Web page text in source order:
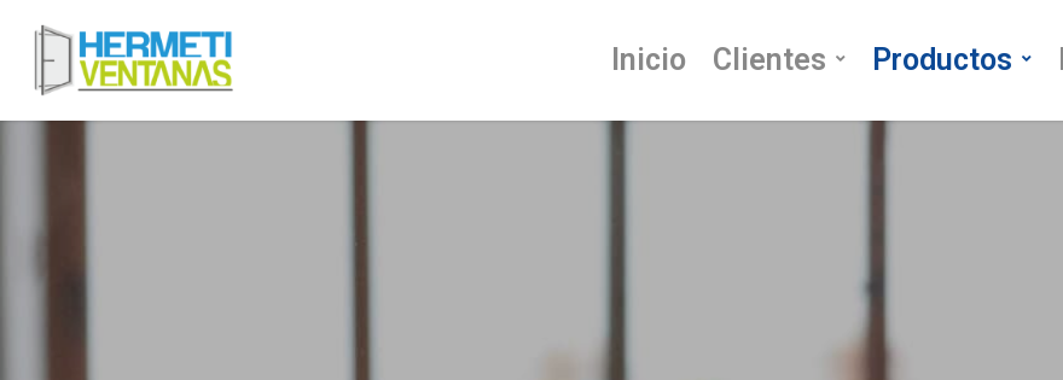
Inicio Clientes Productos